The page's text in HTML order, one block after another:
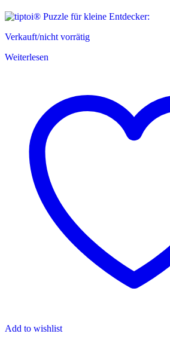
Verkauft/nicht vorrätig
Weiterlesen
Add to wishlist